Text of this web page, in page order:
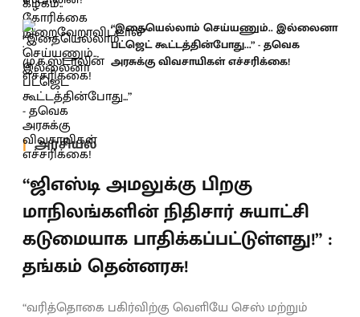
“இதையெல்லாம் செய்யணும்.. இல்லைனா
பட்ஜெட் கூட்டத்தின்போது...” - தவெக
அரசுக்கு விவசாயிகள் எச்சரிக்கை!
அரசியல்
“ஜிஎஸ்டி அமலுக்கு பிறகு
மாநிலங்களின் நிதிசார் சுயாட்சி
கடுமையாக பாதிக்கப்பட்டுள்ளது!” :
தங்கம் தென்னரசு!
“வரித்தொகை பகிர்விற்கு வெளியே செஸ் மற்றும்